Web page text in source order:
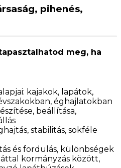
pihenés,
meg, ha
kajakok, lapátok,
éghajlatokban
beállítása,
stabilitás, sokféle
és fordulás, különbségek
kormányzás között,